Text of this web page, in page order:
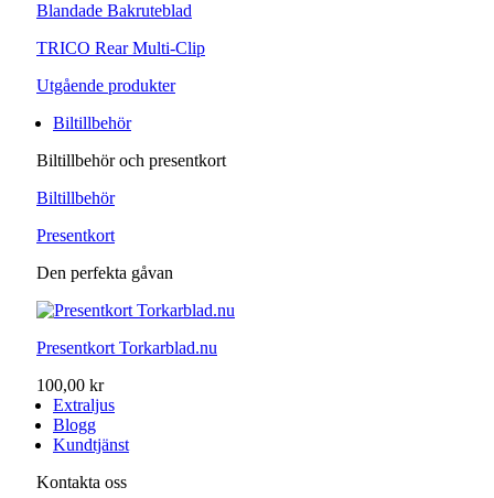
Blandade Bakruteblad
TRICO Rear Multi-Clip
Utgående produkter
Biltillbehör
Biltillbehör och presentkort
Biltillbehör
Presentkort
Den perfekta gåvan
Presentkort Torkarblad.nu
100,00 kr
Extraljus
Blogg
Kundtjänst
Kontakta oss